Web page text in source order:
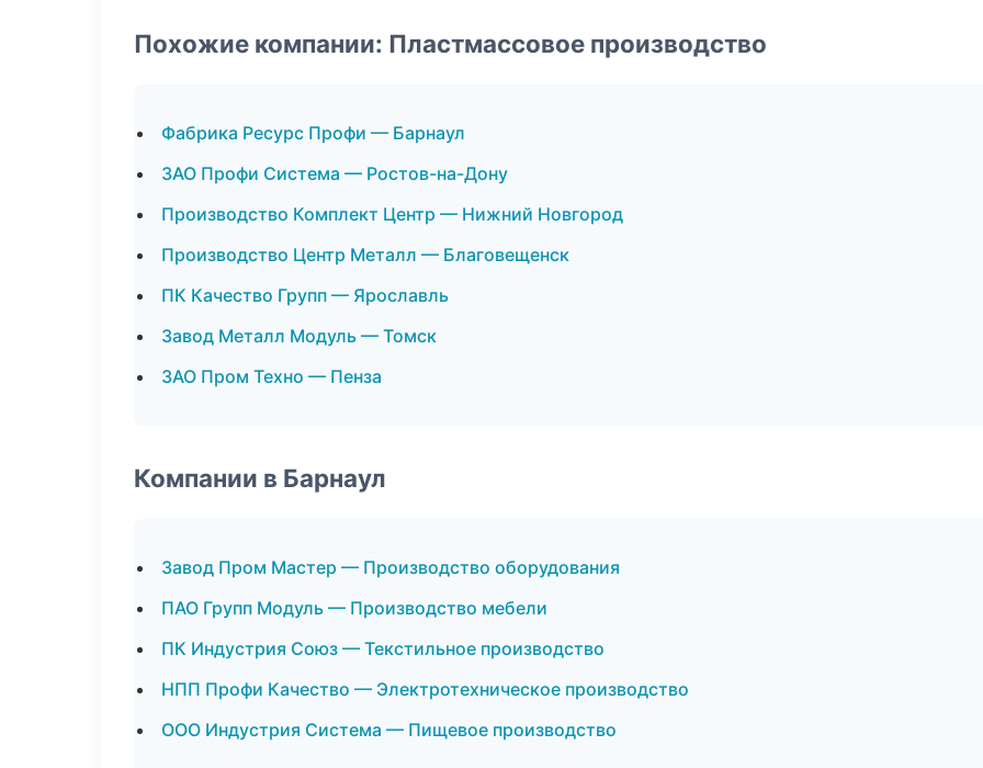
Похожие компании: Пластмассовое производство
Фабрика Ресурс Профи — Барнаул
ЗАО Профи Система — Ростов-на-Дону
Производство Комплект Центр — Нижний Новгород
Производство Центр Металл — Благовещенск
ПК Качество Групп — Ярославль
Завод Металл Модуль — Томск
ЗАО Пром Техно — Пенза
Компании в Барнаул
Завод Пром Мастер — Производство оборудования
ПАО Групп Модуль — Производство мебели
ПК Индустрия Союз — Текстильное производство
НПП Профи Качество — Электротехническое производство
ООО Индустрия Система — Пищевое производство